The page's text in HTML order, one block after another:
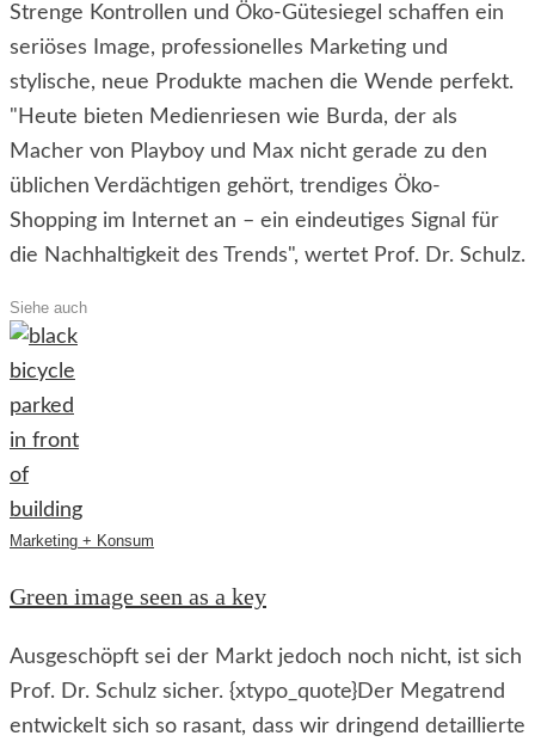
Strenge Kontrollen und Öko-Gütesiegel schaffen ein
seriöses Image, professionelles Marketing und
stylische, neue Produkte machen die Wende perfekt.
"Heute bieten Medienriesen wie Burda, der als
Macher von Playboy und Max nicht gerade zu den
üblichen Verdächtigen gehört, trendiges Öko-
Shopping im Internet an – ein eindeutiges Signal für
die Nachhaltigkeit des Trends", wertet Prof. Dr. Schulz.
Siehe auch
Marketing + Konsum
Green image seen as a key
Ausgeschöpft sei der Markt jedoch noch nicht, ist sich
Prof. Dr. Schulz sicher. {xtypo_quote}Der Megatrend
entwickelt sich so rasant, dass wir dringend detaillierte